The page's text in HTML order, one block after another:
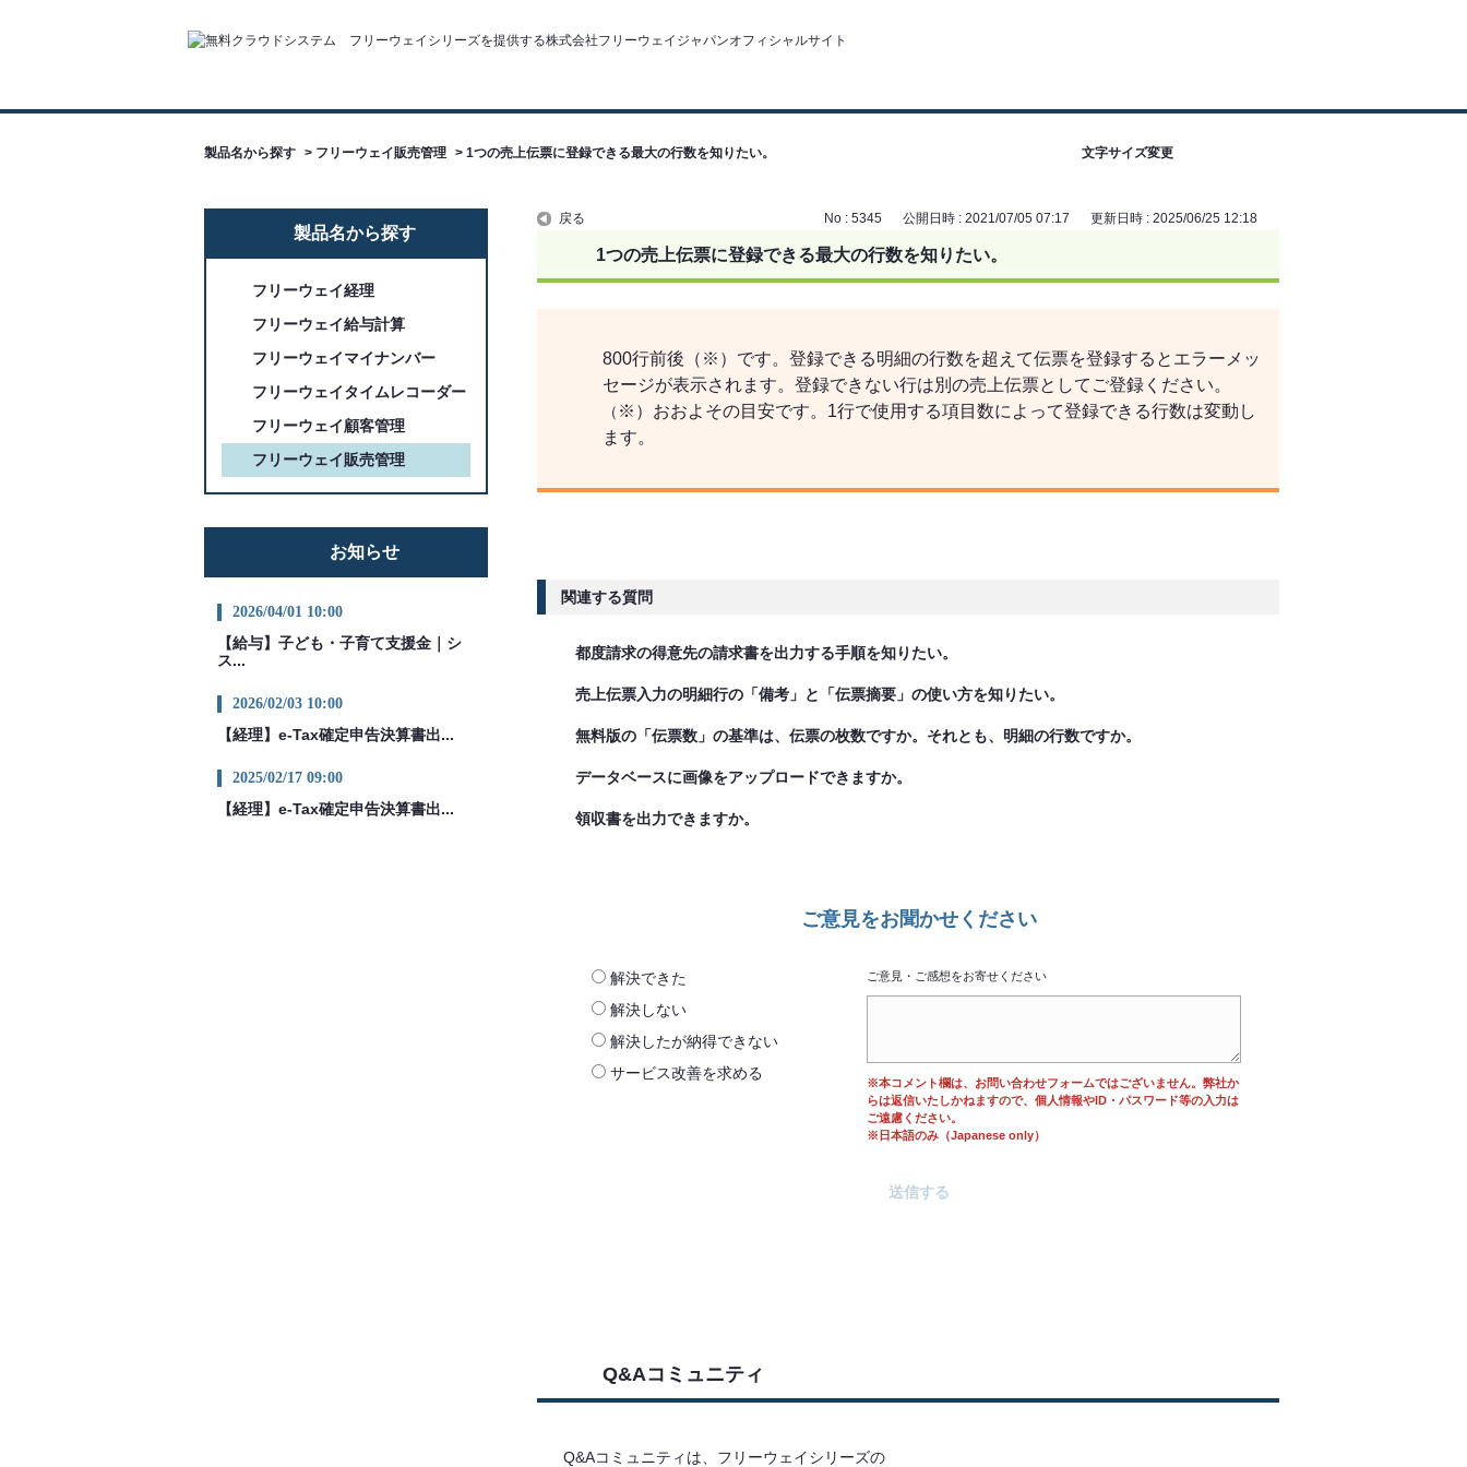
文字サイズ変更
製品名から探す > フリーウェイ販売管理 > 1つの売上伝票に登録できる最大の行数を知りたい。
製品名から探す
フリーウェイ経理
フリーウェイ給与計算
フリーウェイマイナンバー
フリーウェイタイムレコーダー
フリーウェイ顧客管理
フリーウェイ販売管理
お知らせ
2026/04/01 10:00
【給与】子ども・子育て支援金｜シ
ス...
2026/02/03 10:00
【経理】e-Tax確定申告決算書出...
2025/02/17 09:00
【経理】e-Tax確定申告決算書出...
戻る No : 5345 公開日時 : 2021/07/05 07:17 更新日時 : 2025/06/25 12:18
1つの売上伝票に登録できる最大の行数を知りたい。
800行前後（※）です。登録できる明細の行数を超えて伝票を登録するとエラーメッ
セージが表示されます。登録できない行は別の売上伝票としてご登録ください。
（ ※）おおよその目安です。1行で使用する項目数によって登録できる行数は変動し
ます。
関連する質問
都度請求の得意先の請求書を出力する手順を知りたい。
売上伝票入力の明細行の「備考」と「伝票摘要」の使い方を知りたい。
無料版の「伝票数」の基準は、伝票の枚数ですか。それとも、明細の行数ですか。
データベースに画像をアップロードできますか。
領収書を出力できますか。
ご意見をお聞かせください
解決できた
解決しない
解決したが納得できない
サービス改善を求める
ご意見・ご感想をお寄せください
※本コメント欄は、お問い合わせフォームではございません。弊社か
らは返信いたしかねますので、個人情報やID・パスワード等の入力は
ご遠慮ください。
※日本語のみ（Japanese only）
Q&Aコミュニティ
Q&Aコミュニティは、フリーウェイシリーズの